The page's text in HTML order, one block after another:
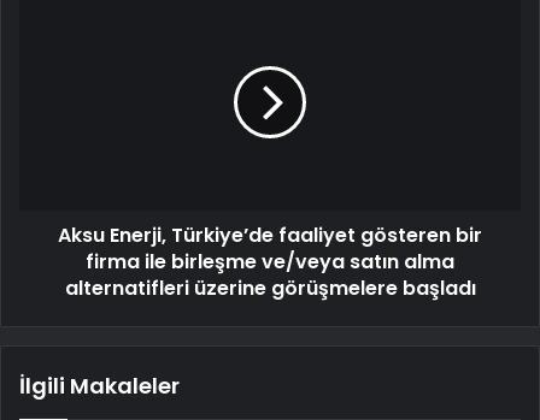
Aksu Enerji, Türkiye’de faaliyet gösteren bir
firma ile birleşme ve/veya satın alma
alternatifleri üzerine görüşmelere başladı
İlgili Makaleler